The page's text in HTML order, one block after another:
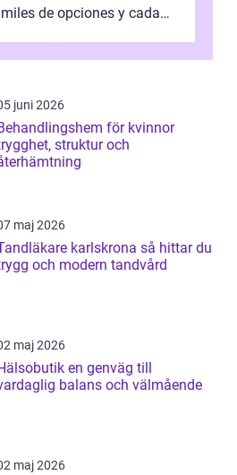
de opciones y cada
juni 2026
för kvinnor
struktur och
maj 2026
karlskrona så hittar du
och modern tandvård
maj 2026
en genväg till
balans och välmående
maj 2026